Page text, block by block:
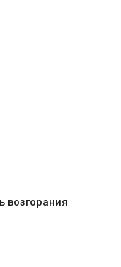
возгорания